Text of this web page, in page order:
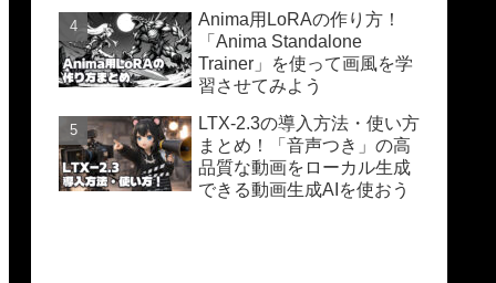
Anima用LoRAの作り方！
「Anima Standalone
Trainer」を使って画風を学
習させてみよう
LTX-2.3の導入方法・使い方
まとめ！「音声つき」の高
品質な動画をローカル生成
できる動画生成AIを使おう